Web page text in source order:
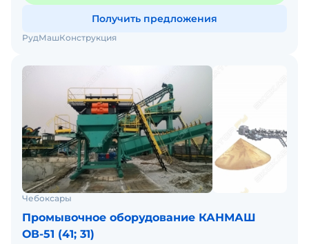
Получить предложения
РудМашКонструкция
Чебоксары
Промывочное оборудование КАНМАШ
ОВ-51 (41; 31)